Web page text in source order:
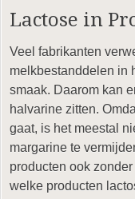
Lactose in
Veel fabrikanten
melkbestanddelen in
smaak. Daarom kan
halvarine zitten.
gaat, is het meestal
margarine te
producten ook
welke producten